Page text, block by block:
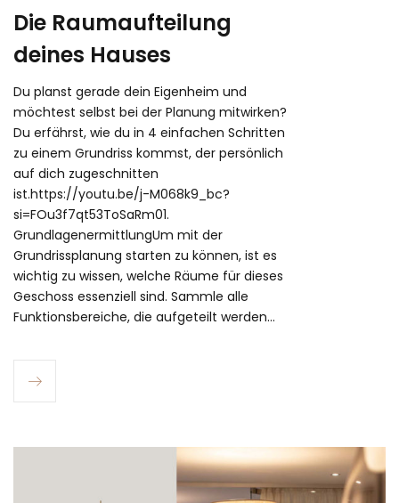
Die Raumaufteilung
deines Hauses
Du planst gerade dein Eigenheim und
möchtest selbst bei der Planung mitwirken?
Du erfährst, wie du in 4 einfachen Schritten
zu einem Grundriss kommst, der persönlich
auf dich zugeschnitten
ist.https://youtu.be/j-M068k9_bc?
si=FOu3f7qt53ToSaRm01.
GrundlagenermittlungUm mit der
Grundrissplanung starten zu können, ist es
wichtig zu wissen, welche Räume für dieses
Geschoss essenziell sind. Sammle alle
Funktionsbereiche, die aufgeteilt werden…